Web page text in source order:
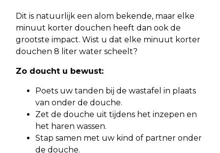
Dit is natuurlijk een alom bekende, maar elke
minuut korter douchen heeft dan ook de
grootste impact. Wist u dat elke minuut korter
douchen 8 liter water scheelt?
Zo doucht u bewust:
Poets uw tanden bij de wastafel in plaats
van onder de douche.
Zet de douche uit tijdens het inzepen en
het haren wassen.
Stap samen met uw kind of partner onder
de douche.